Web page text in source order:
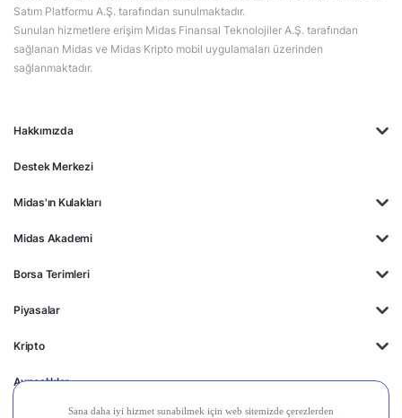
Hakkımızda
Destek Merkezi
Midas'ın Kulakları
Midas Akademi
Borsa Terimleri
Piyasalar
Kripto
Ayrıcalıklar
Satım Platformu A.Ş. tarafından sunulmaktadır.
Sunulan hizmetlere erişim Midas Finansal Teknolojiler A.Ş. tarafından
sağlanan Midas ve Midas Kripto mobil uygulamaları üzerinden
sağlanmaktadır.